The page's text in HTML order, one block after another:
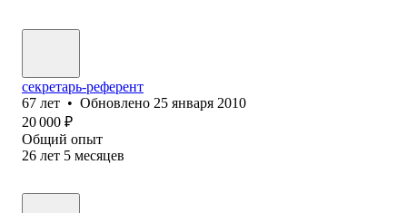
секретарь-референт
67 лет • Обновлено 25 января 2010
20 000 ₽
Общий опыт
26 лет 5 месяцев